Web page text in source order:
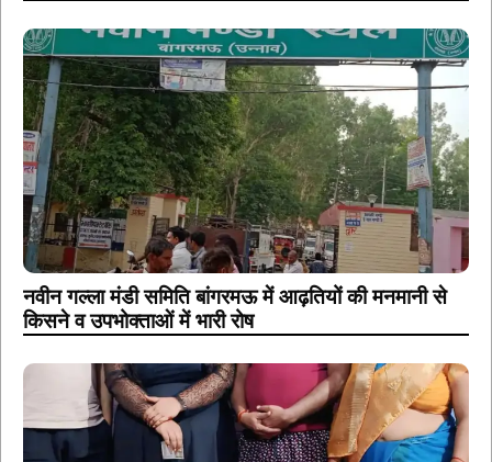
नवीन गल्ला मंडी समिति बांगरमऊ में आढ़तियों की मनमानी से
किसने व उपभोक्ताओं में भारी रोष